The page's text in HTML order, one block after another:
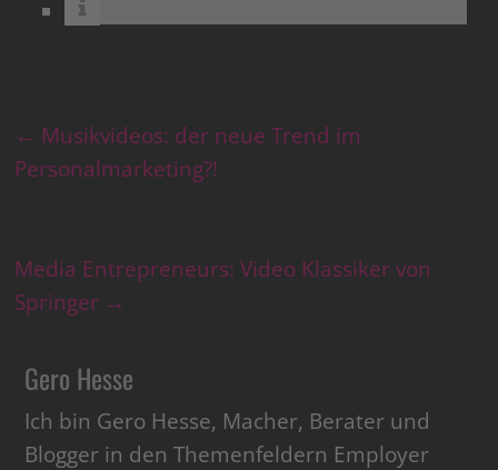
← Musikvideos: der neue Trend im
Personalmarketing?!
Media Entrepreneurs: Video Klassiker von
Springer →
Gero Hesse
Ich bin Gero Hesse, Macher, Berater und
Blogger in den Themenfeldern Employer